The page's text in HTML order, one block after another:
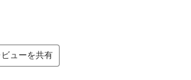
ビューを共有